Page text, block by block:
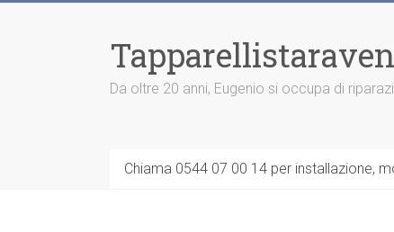
Da oltre 20 anni, Eugenio si occupa di
Chiama 0544 07 00 14 per installazione,